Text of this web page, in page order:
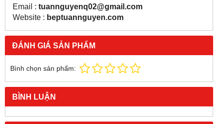
Email : tuannguyenq02@gmail.com
Website : beptuannguyen.com
ĐÁNH GIÁ SẢN PHẨM
Bình chọn sản phẩm:
BÌNH LUẬN